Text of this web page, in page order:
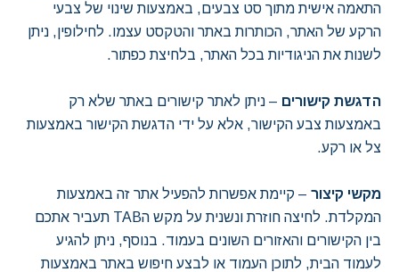
התאמה אישית מתוך סט צבעים, באמצעות שינוי של צבעי
הרקע של האתר, הכותרות באתר והטקסט עצמו. לחילופין, ניתן
לשנות את הניגודיות בכל האתר, בלחיצת כפתור.
הדגשת קישורים – ניתן לאתר קישורים באתר שלא רק
באמצעות צבע הקישור, אלא על ידי הדגשת הקישור באמצעות
צל או רקע.
מקשי קיצור – קיימת אפשרות להפעיל אתר זה באמצעות
המקלדת. לחיצה חוזרת ונשנית על מקש הTAB תעביר אתכם
בין הקישורים והאזורים השונים בעמוד. בנוסף, ניתן להגיע
לעמוד הבית, לתוכן העמוד או לבצע חיפוש באתר באמצעות